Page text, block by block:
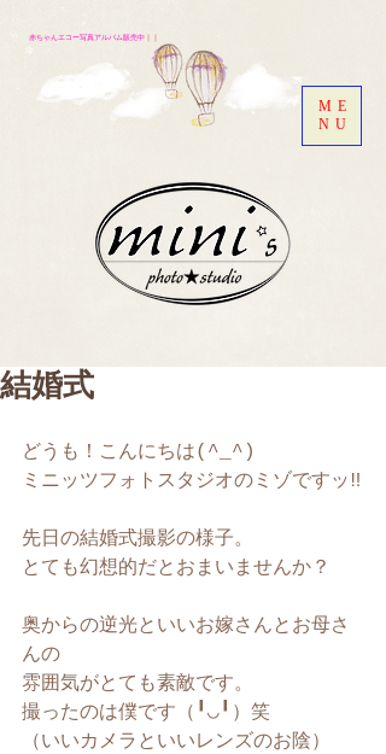
赤ちゃんエコー写真アルバム販売中
ME
NU
結婚式
どうも！こんにちは(^_^)
ミニッツフォトスタジオのミゾですッ‼︎
先日の結婚式撮影の様子。
とても幻想的だとおまいませんか？
奥からの逆光といいお嫁さんとお母さ
んの
雰囲気がとても素敵です。
撮ったのは僕です（╹◡╹）笑
（いいカメラといいレンズのお陰）